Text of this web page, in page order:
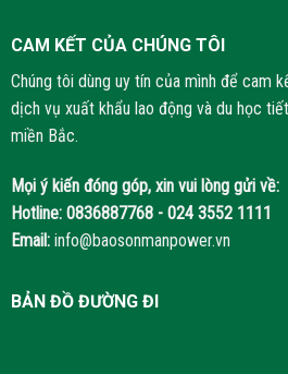
CAM KẾT CỦA CHÚNG TÔI
Chúng tôi dùng uy tín của mình để cam
dịch vụ xuất khẩu lao động và du học
miền Bắc.
Mọi ý kiến đóng góp, xin vui lòng gửi về:
Hotline: 0836887768 - 024 3552 1111
Email: info@baosonmanpower.vn
BẢN ĐỒ ĐƯỜNG ĐI